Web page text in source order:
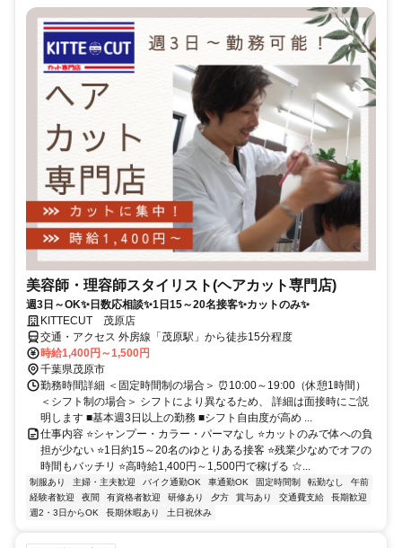
美容師・理容師スタイリスト(ヘアカット専門店)
週3日～OK✨日数応相談✨1日15～20名接客✨カットのみ✨
KITTECUT 茂原店
交通・アクセス 外房線「茂原駅」から徒歩15分程度
時給1,400円～1,500円
千葉県茂原市
勤務時間詳細 ＜固定時間制の場合＞ ⏰10:00～19:00（休憩1時間）
＜シフト制の場合＞ シフトにより異なるため、 詳細は面接時にご説
明します ■基本週3日以上の勤務 ■シフト自由度が高め ...
仕事内容 ⭐シャンプー・カラー・パーマなし ⭐カットのみで体への負
担が少ない ⭐1日約15～20名のゆとりある接客 ⭐残業少なめでオフの
時間もバッチリ ⭐高時給1,400円～1,500円で稼げる ☆...
制服あり 主婦・主夫歓迎 バイク通勤OK 車通勤OK 固定時間制 転勤なし
午前
経験者歓迎
夜間 有資格者歓迎 研修あり 夕方 賞与あり 交通費支給
長期歓迎
週2・3日からOK
長期休暇あり 土日祝休み